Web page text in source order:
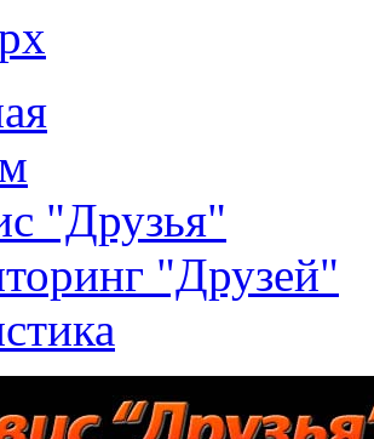
"Друзья"
"Друзей"